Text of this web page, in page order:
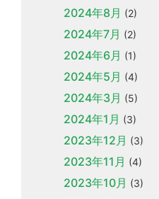
2024年8月 (2)
2024年7月 (2)
2024年6月 (1)
2024年5月 (4)
2024年3月 (5)
2024年1月 (3)
2023年12月 (3)
2023年11月 (4)
2023年10月 (3)